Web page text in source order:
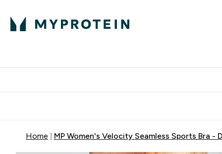
Home MP Women's Velocity Seamless Sports Bra -